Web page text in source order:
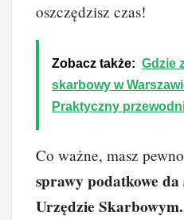
oszczędzisz czas!
Zobacz także: Gdzie
skarbowy w
Praktyczny
Co ważne, masz
sprawy podatkowe da
Urzędzie Skarbowym.